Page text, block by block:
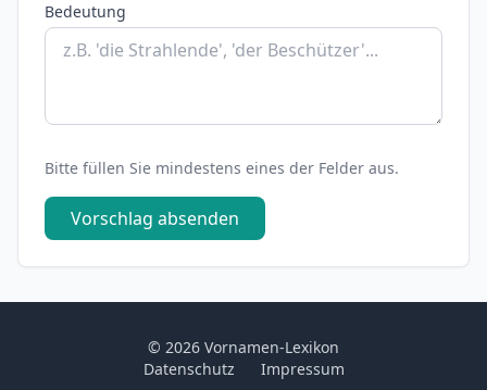
Bedeutung
Bitte füllen Sie mindestens eines der Felder aus.
Vorschlag absenden
© 2026 Vornamen-Lexikon
Datenschutz
Impressum